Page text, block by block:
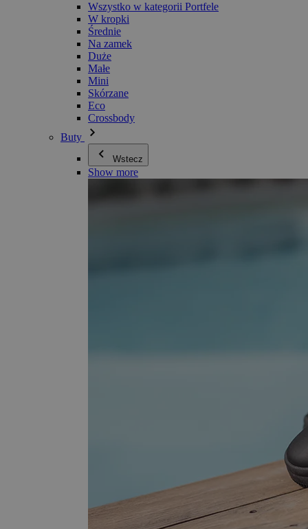
Wszystko w kategorii Portfele
W kropki
Średnie
Na zamek
Duże
Małe
Mini
Skórzane
Eco
Crossbody
Buty
Wstecz
Show more